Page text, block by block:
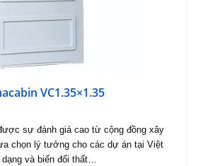
VC1.35×1.35
sự đánh giá cao từ cộng đồng xây
chọn lý tưởng cho các dự án tại Việt
và biến đổi thất…